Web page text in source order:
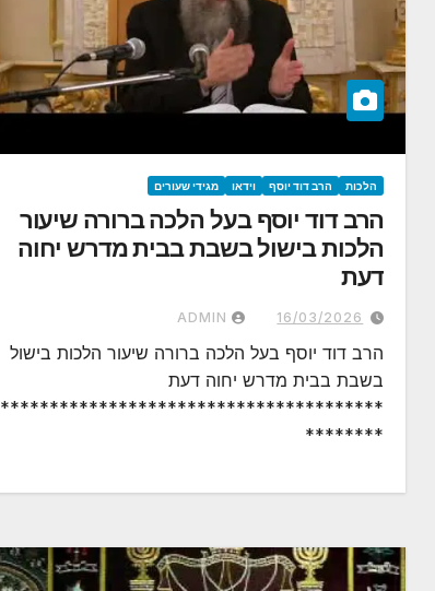
הלכות הרב דוד יוסף וידאו מגידי שעורים
הרב דוד יוסף בעל הלכה ברורה שיעור
הלכות בישול בשבת בבית מדרש יחוה
דעת
16/03/2026
ADMIN
הרב דוד יוסף בעל הלכה ברורה שיעור הלכות בישול
בשבת בבית מדרש יחוה דעת
***************************************
********